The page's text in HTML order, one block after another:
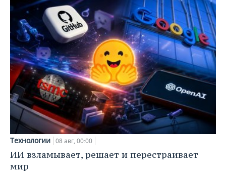
Технологии 08 авг, 00:00
ИИ взламывает, решает и перестраивает
мир